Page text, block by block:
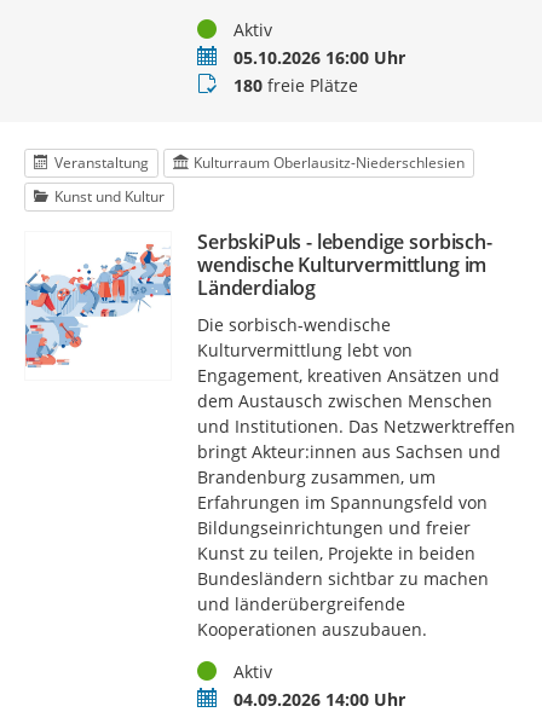
StatusAktiv
Termin05.10.2026 16:00 Uhr
Buchungsstatus
180freie Plätze
Veranstaltung
Kulturraum Oberlausitz-Niederschlesien
Kunst und Kultur
SerbskiPuls - lebendige sorbisch-
wendische Kulturvermittlung im
Länderdialog
Die sorbisch-wendische
Kulturvermittlung lebt von
Engagement, kreativen Ansätzen und
dem Austausch zwischen Menschen
und Institutionen. Das Netzwerktreffen
bringt Akteur:innen aus Sachsen und
Brandenburg zusammen, um
Erfahrungen im Spannungsfeld von
Bildungseinrichtungen und freier
Kunst zu teilen, Projekte in beiden
Bundesländern sichtbar zu machen
und länderübergreifende
Kooperationen auszubauen.
StatusAktiv
Termin04.09.2026 14:00 Uhr